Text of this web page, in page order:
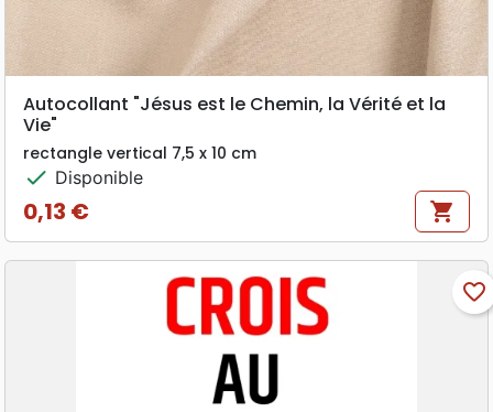
Autocollant "Jésus est le Chemin, la Vérité et la
Vie"
rectangle vertical 7,5 x 10 cm
check Disponible
Prix
0,13 € shopping_cart
favorite_border